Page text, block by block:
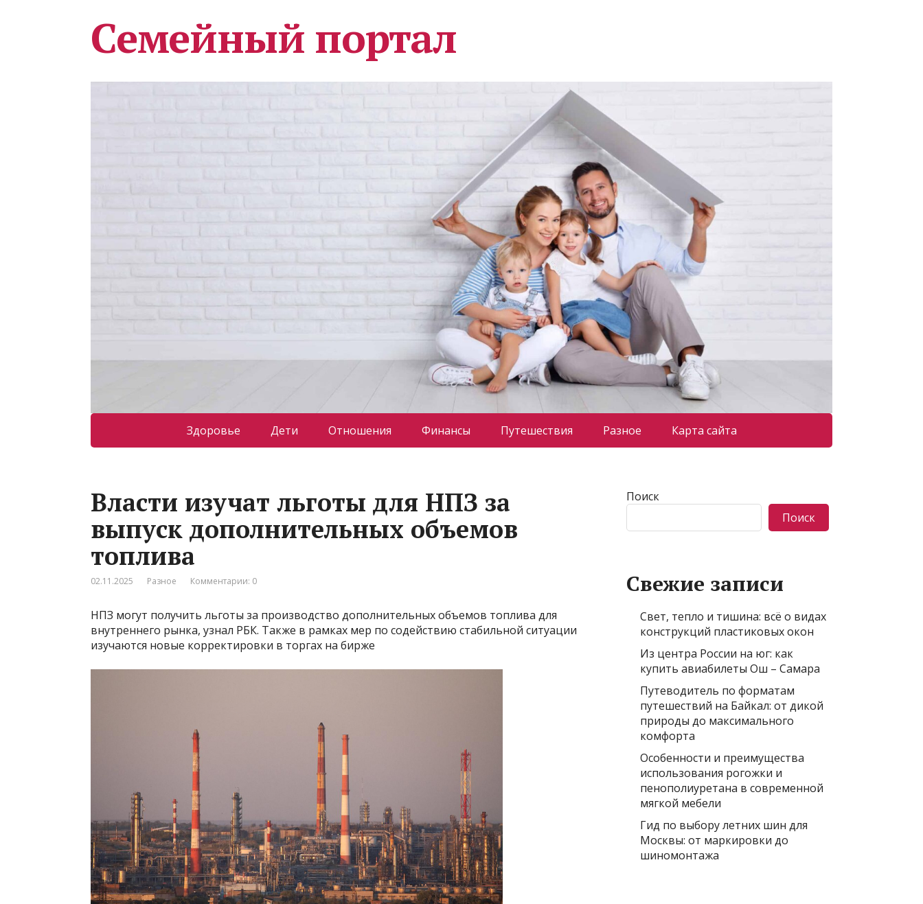
Семейный портал
Здоровье Дети Отношения Финансы Путешествия Разное Карта сайта
Власти изучат льготы для НПЗ за
выпуск дополнительных объемов
топлива
02.11.2025 Разное Комментарии: 0
НПЗ могут получить льготы за производство дополнительных объемов топлива для
внутреннего рынка, узнал РБК. Также в рамках мер по содействию стабильной ситуации
изучаются новые корректировки в торгах на бирже
Поиск
Поиск
Свежие записи
Свет, тепло и тишина: всё о видах
конструкций пластиковых окон
Из центра России на юг: как
купить авиабилеты Ош – Самара
Путеводитель по форматам
путешествий на Байкал: от дикой
природы до максимального
комфорта
Особенности и преимущества
использования рогожки и
пенополиуретана в современной
мягкой мебели
Гид по выбору летних шин для
Москвы: от маркировки до
шиномонтажа